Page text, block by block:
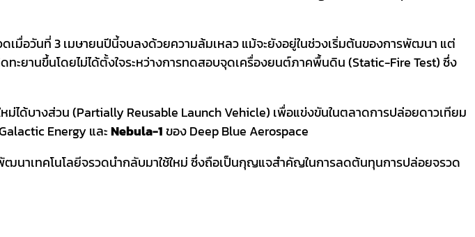
มื่อวันที่ 3 เมษายนปีนี้จบลงด้วยความล้มเหลว แม้จะยังอยู่ในช่วงเริ่มต้นของการพัฒนา แต่
ะยานขึ้นโดยไม่ได้ตั้งใจระหว่างการทดสอบจุดเครื่องยนต์ภาคพื้นดิน (Static-Fire Test) ซึ่ง
ด้บางส่วน (Partially Reusable Launch Vehicle) เพื่อแข่งขันในตลาดการปล่อยดาวเทียม
Energy และNebula-1ของ Deep Blue Aerospace
ฒนาเทคโนโลยีจรวดนำกลับมาใช้ใหม่ ซึ่งถือเป็นกุญแจสำคัญในการลดต้นทุนการปล่อยจรวด